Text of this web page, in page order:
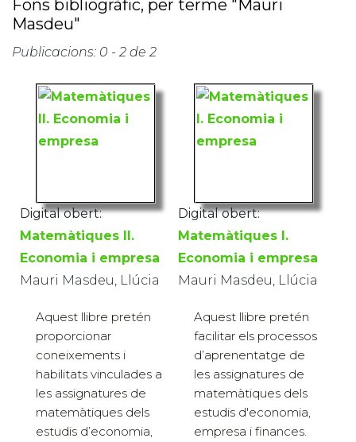
Fons bibliogràfic, per terme "Mauri
Masdeu"
Publicacions: 0 - 2 de 2
Digital obert:
Matemàtiques II.
Economia i empresa
Mauri Masdeu, Llúcia
Aquest llibre pretén
proporcionar
coneixements i
habilitats vinculades a
les assignatures de
matemàtiques dels
estudis d’economia,
Digital obert:
Matemàtiques I.
Economia i empresa
Mauri Masdeu, Llúcia
Aquest llibre pretén
facilitar els processos
d’aprenentatge de
les assignatures de
matemàtiques dels
estudis d'economia,
empresa i finances.